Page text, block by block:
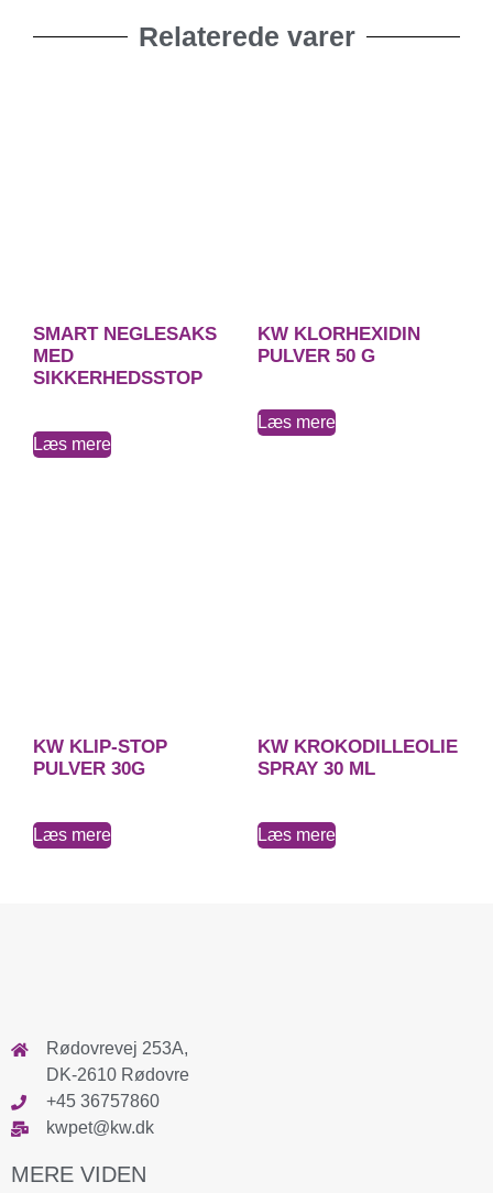
Relaterede varer
SMART NEGLESAKS
MED
SIKKERHEDSSTOP
Læs mere
KW KLORHEXIDIN
PULVER 50 G
Læs mere
KW KLIP-STOP
PULVER 30G
Læs mere
KW KROKODILLEOLIE
SPRAY 30 ML
Læs mere
Rødovrevej 253A,
DK-2610 Rødovre
+45 36757860
kwpet@kw.dk
MERE VIDEN